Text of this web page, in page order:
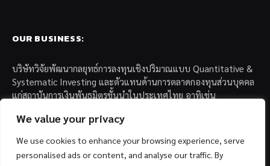
We value your privacy
We use cookies to enhance your browsing experience, serve
personalised ads or content, and analyse our traffic. By
OUR BUSINESS:
บริษัทวิจัยพัฒนากลยุทธ์การลงทุนเชิงปริมาณแบบ Quantitative &
Systematic Investing และตัวแทนด้านการตลาดกองทุนส่วนบุคคล
แก่สถาบันการเงินพันธมิตรชั้นนำในประเทศไทย อาทิเช่น
– บล. กรุงไทย เอ็กซ์สปริง จำกัด
– บล. ฟิลลิป (ประเทศไทย) จำกัด (มหาชน)